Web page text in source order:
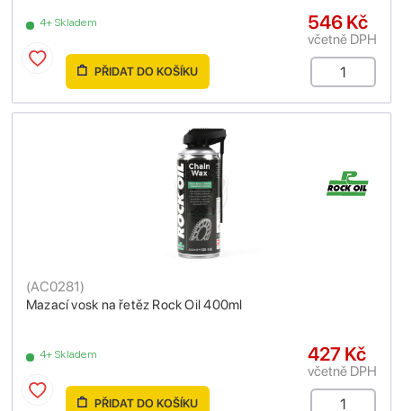
4+ Skladem 546 Kč
včetně DPH
PŘIDAT DO KOŠÍKU
Mazací vosk na řetěz Rock Oil 400ml
(AC0281)
4+ Skladem 427 Kč
včetně DPH
PŘIDAT DO KOŠÍKU